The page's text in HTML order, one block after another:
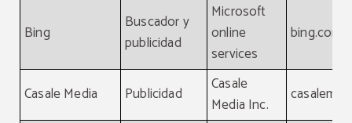
Bing
Buscador y
publicidad
Microsoft
online
services
bing.com
Casale Media Publicidad
Casale
Media Inc.